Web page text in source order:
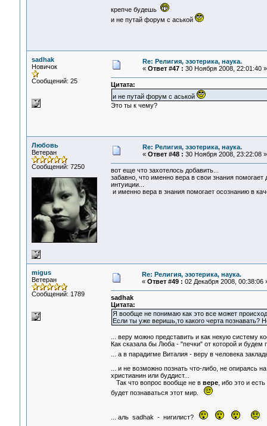
крепче будешь
и не путай форум с аськой
sadhak
Новичок
Сообщений: 25
Re: Религия, эзотерика, наука.
« Ответ #47 : 30 Ноября 2008, 22:01:40 »
Цитата:
и не путай форум с аськой
Это ты к чему?
Любовь
Ветеран
Сообщений: 7250
Re: Религия, эзотерика, наука.
« Ответ #48 : 30 Ноября 2008, 23:22:08 »
вот еще что захотелось добавить...
забавно, что именно вера в свои знания
интуиции...
и именно вера в знания помогает осознанию в
migus
Ветеран
Сообщений: 1789
Re: Религия, эзотерика, наука.
« Ответ #49 : 02 Декабря 2008, 00:38:06
sadhak
Цитата:
Я вообще не понимаю как это все может
Если ты уже веришь,то какого черта познавать?
... веру можно представить и как некую систему
Как сказала бы Люба - "печки" от которой и будем
... а в парадигме Виталия - веру в человека
... и не возможно познать что-либо, не опираясь
христианин или буддист...
Так что вопрос вообще не в вере, ибо это и
будет познаваться этот мир.
... аль sadhak - нигилист?